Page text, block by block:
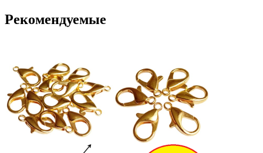
Рекомендуемые